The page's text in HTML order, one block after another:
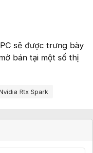
sẽ được trưng bày
bán tại một số thị
Rtx Spark